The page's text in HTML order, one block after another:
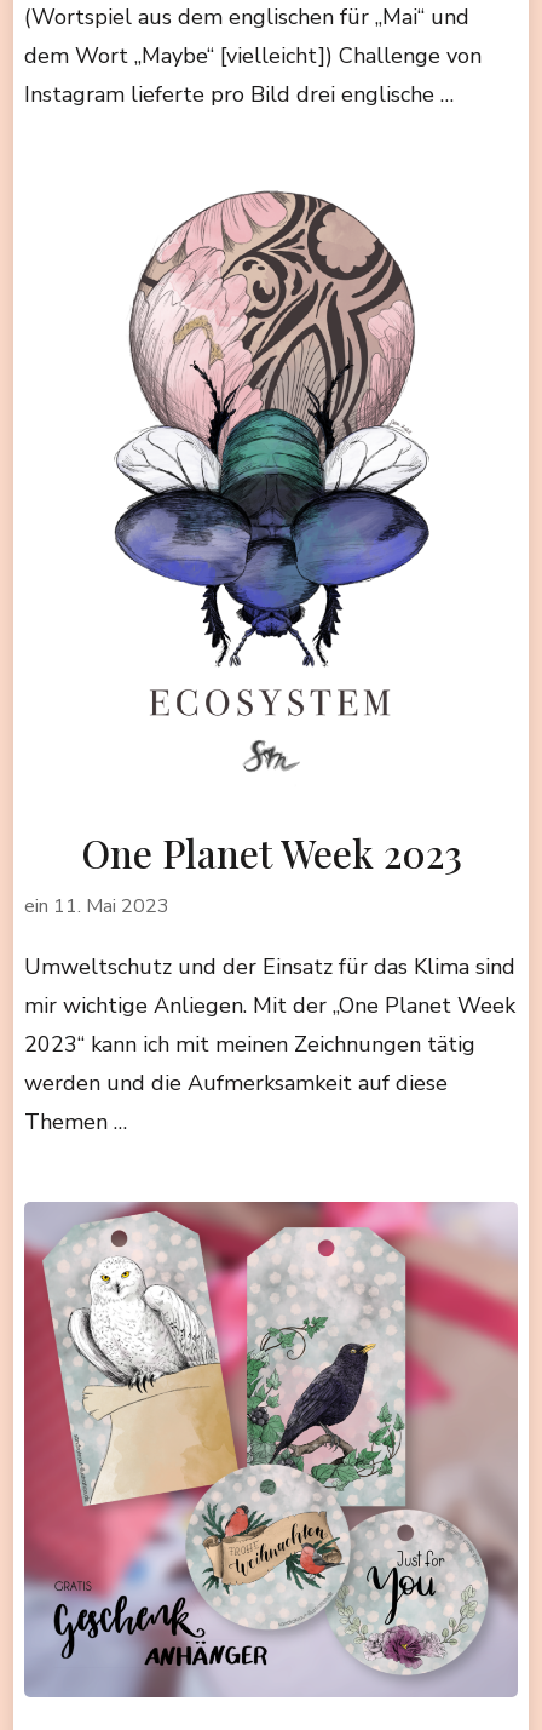
(Wortspiel aus dem englischen für „Mai“ und
dem Wort „Maybe“ [vielleicht]) Challenge von
Instagram lieferte pro Bild drei englische …
One Planet Week 2023
ein 11. Mai 2023
Umweltschutz und der Einsatz für das Klima sind
mir wichtige Anliegen. Mit der „One Planet Week
2023“ kann ich mit meinen Zeichnungen tätig
werden und die Aufmerksamkeit auf diese
Themen …